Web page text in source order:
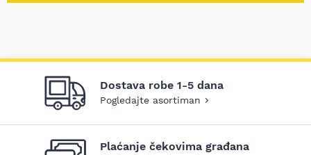
Dostava robe 1-5 dana
Pogledajte asortiman
Plaćanje čekovima građana